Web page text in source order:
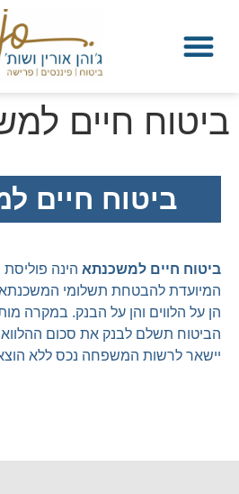
ביטוח חיים
ביטוח חיים
ביטוח חיים למשכנתא הינה
המיועדת להבטחת תשלומי המשכנתא
הן על הלווים והן על הבנק. במקרה
הביטוח תשלם לבנק את סכום
יישאר לרשות המשפחה נכס ללא